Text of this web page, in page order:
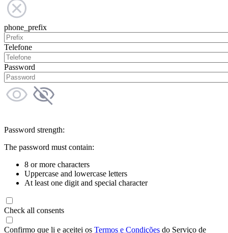
phone_prefix
Telefone
Password
Password strength:
The password must contain:
8 or more characters
Uppercase and lowercase letters
At least one digit and special character
Check all consents
Confirmo que li e aceitei os Termos e Condições do Serviço de